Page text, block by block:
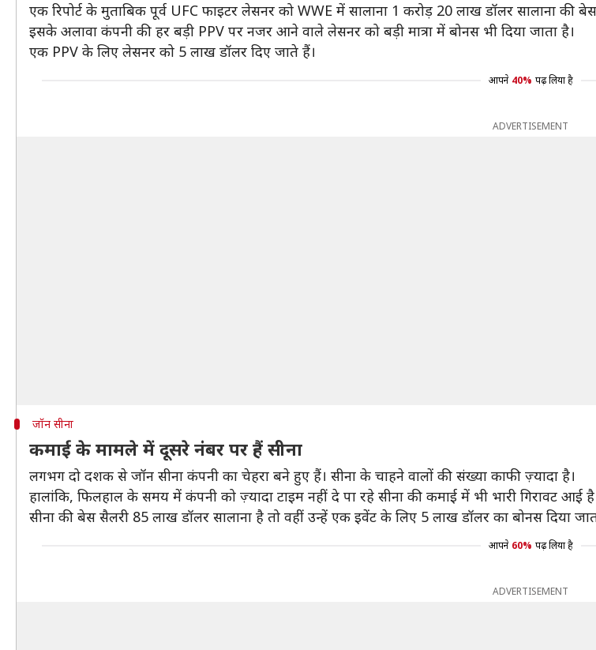
एक रिपोर्ट के मुताबिक पूर्व UFC फाइटर लेसनर को WWE में सालाना 1 करोड़ 20 लाख डॉलर सालाना की
इसके अलावा कंपनी की हर बड़ी PPV पर नजर आने वाले लेसनर को बड़ी मात्रा में बोनस भी दिया जाता है।
एक PPV के लिए लेसनर को 5 लाख डॉलर दिए जाते हैं।
आपने 40% पढ़ लिया है
ADVERTISEMENT
जॉन सीना
कमाई के मामले में दूसरे नंबर पर हैं सीना
लगभग दो दशक से जॉन सीना कंपनी का चेहरा बने हुए हैं। सीना के चाहने वालों की संख्या काफी ज़्यादा है।
हालांकि, फिलहाल के समय में कंपनी को ज़्यादा टाइम नहीं दे पा रहे सीना की कमाई में भी भारी गिरावट
सीना की बेस सैलरी 85 लाख डॉलर सालाना है तो वहीं उन्हें एक इवेंट के लिए 5 लाख डॉलर का बोनस दिया
आपने 60% पढ़ लिया है
ADVERTISEMENT